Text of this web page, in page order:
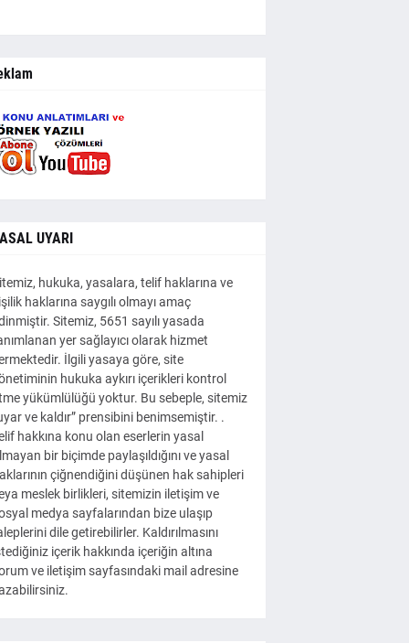
UYARI
hukuka, yasalara, telif haklarına ve
haklarına saygılı olmayı amaç
Sitemiz, 5651 sayılı yasada
yer sağlayıcı olarak hizmet
İlgili yasaya göre, site
hukuka aykırı içerikleri kontrol
yükümlülüğü yoktur. Bu sebeple, sitemiz
ve kaldır” prensibini benimsemiştir. .
hakkına konu olan eserlerin yasal
bir biçimde paylaşıldığını ve yasal
çiğnendiğini düşünen hak sahipleri
meslek birlikleri, sitemizin iletişim ve
medya sayfalarından bize ulaşıp
dile getirebilirler. Kaldırılmasını
içerik hakkında içeriğin altına
ve iletişim sayfasındaki mail adresine